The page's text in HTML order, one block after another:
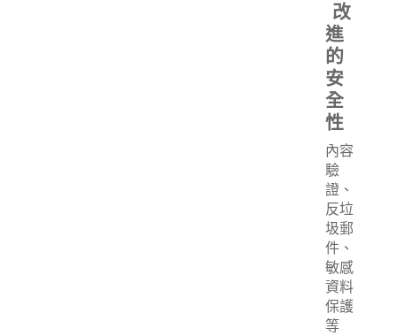
改
進
的
安
全
性
內容
驗
證、
反垃
圾郵
件、
敏感
資料
保護
等